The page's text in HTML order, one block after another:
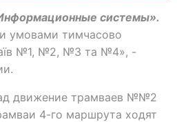
системы».
умовами тимчасово
№1, №2, №3 та №4», -
движение трамваев №№2
4-го маршрута ходят